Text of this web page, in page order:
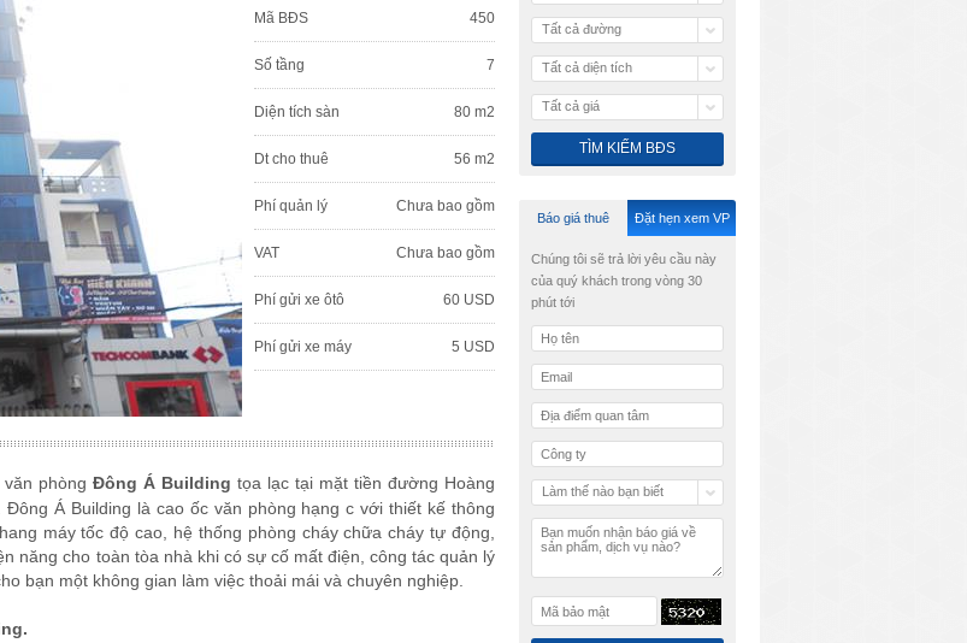
Mã BĐS 450
Số tầng 7
Diện tích sàn 80 m2
Dt cho thuê 56 m2
Phí quản lý Chưa bao gồm
VAT Chưa bao gồm
Phí gửi xe ôtô 60 USD
Phí gửi xe máy 5 USD
phòng Đông Á Building tọa lạc tại mặt tiền đường Hoàng
Á Building là cao ốc văn phòng hạng c với thiết kế thông
máy tốc độ cao, hệ thống phòng cháy chữa cháy tự động,
năng cho toàn tòa nhà khi có sự cố mất điện, công tác quản lý
bạn một không gian làm việc thoải mái và chuyên nghiệp.
.
Tất cả đường
Tất cả diện tích
Tất cả giá
Báo giá thuê Đặt hẹn xem VP
Chúng tôi sẽ trả lời yêu cầu này
của quý khách trong vòng 30
phút tới
Làm thế nào bạn biết